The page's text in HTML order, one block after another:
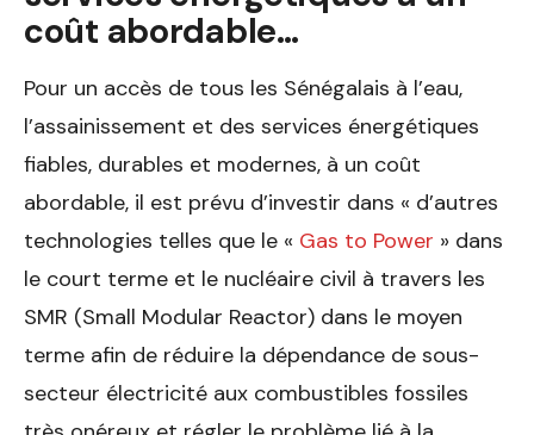
coût abordable…
Pour un accès de tous les Sénégalais à l’eau,
l’assainissement et des services énergétiques
fiables, durables et modernes, à un coût
abordable, il est prévu d’investir dans « d’autres
technologies telles que le « Gas to Power » dans
le court terme et le nucléaire civil à travers les
SMR (Small Modular Reactor) dans le moyen
terme afin de réduire la dépendance de sous-
secteur électricité aux combustibles fossiles